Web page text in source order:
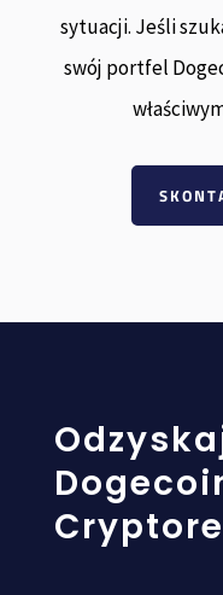
sytuacji. Jeśli
swój portfel